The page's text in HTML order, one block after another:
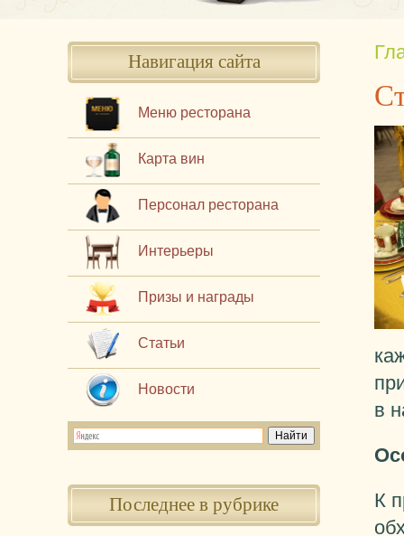
Навигация сайта
Меню ресторана
Карта вин
Персонал ресторана
Интерьеры
Призы и награды
Статьи
Новости
Последнее в рубрике
в
К